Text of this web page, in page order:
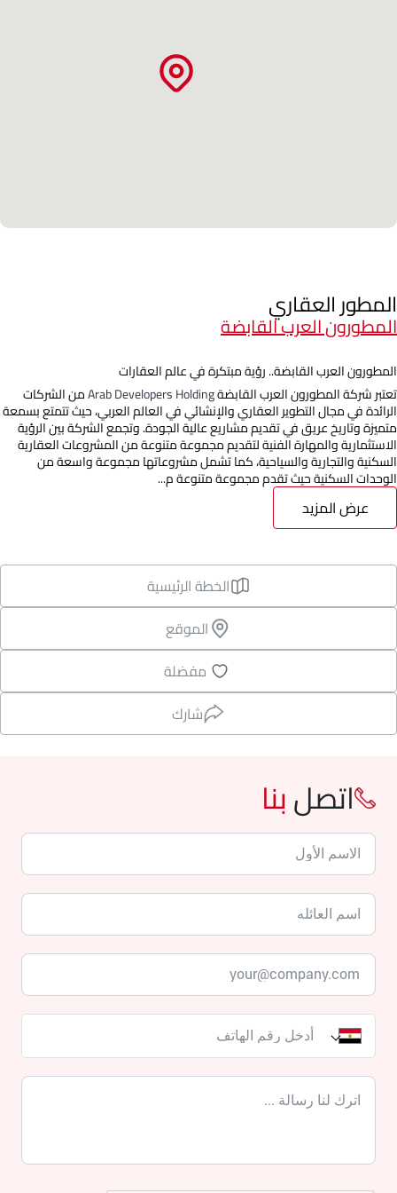
المطور العقاري
المطورون العرب القابضة
المطورون العرب القابضة.. رؤية مبتكرة في عالم العقارات
تعتبر شركة المطورون العرب القابضةArab Developers Holdingمن الشركات
الرائدة في مجال التطوير العقاري والإنشائي في العالم العربي، حيث تتمتع بسمعة
متميزة وتاريخ عريق في تقديم مشاريع عالية الجودة. وتجمع الشركة بين الرؤية
الاستثمارية والمهارة الفنية لتقديم مجموعة متنوعة من المشروعات العقارية
السكنية والتجارية والسياحية، كما تشمل مشروعاتها مجموعة واسعة من
الوحدات السكنية حيث تقدم مجموعة متنوعة م...
عرض المزيد
الخطة الرئيسية
الموقع
مفضلة
شارك
اتصلبنا